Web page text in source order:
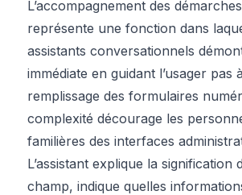
L’accompagnement des
représente une fonction dans
assistants conversationnels
immédiate en guidant l’usager pas
remplissage des formulaires
complexité décourage les
familières des interfaces
L’assistant explique la signification
champ, indique quelles